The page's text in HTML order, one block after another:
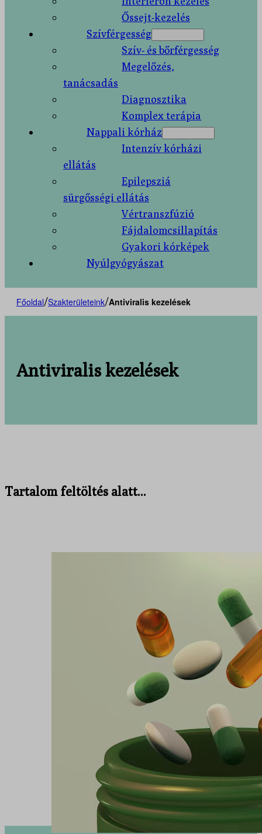
Őssejt-kezelés
Szívférgesség
Szív- és bőrférgesség
Megelőzés,
tanácsadás
Diagnosztika
Komplex terápia
Nappali kórház
Intenzív kórházi
ellátás
Epilepsziá
sürgősségi ellátás
Vértranszfúzió
Fájdalomcsillapítás
Gyakori kórképek
Nyúlgyógyászat
Főoldal/Szakterületeink/Antiviralis kezelések
Antiviralis kezelések
Tartalom feltöltés alatt...